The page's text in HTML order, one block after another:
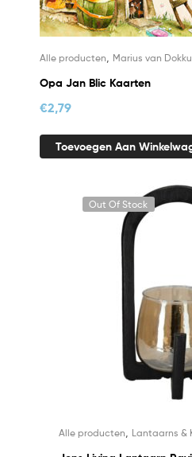
Alle producten, Marius van
Opa Jan Blic Kaarten
€2,79
Toevoegen Aan
Out Of Stock
Alle producten Lantaarns &